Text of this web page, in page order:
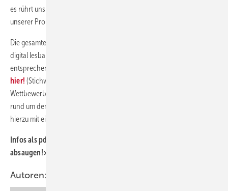
es rührt uns nicht an. Die Tatsache versinkt hierzulande im Strudel
unserer Probleme und Problemchen.“
Die gesamte Kommunikation rund um den Wettbewerb wird mit einem
digital lesbaren QR-Code versehen, der direkt auf eine
entsprechende Webseite des ZVSHK führt.
hier! (Stichwort: Wasser ist Leben 2015). Die 100 besten
Wettbewerbsmotive sind im nächsten Jahr in Wanderausstellungen
rund um den Globus zu sehen. Am 22. März 2015 (Weltwassertag) fällt
hierzu mit einer großen Gewinnerausstellung der Startschuss in Berlin.
Infos als pdf. hier direkt
absaugen!>>>
Autoren: